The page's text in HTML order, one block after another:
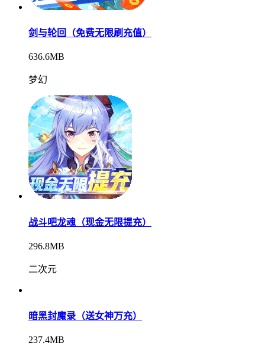
剑与轮回（免费无限刷充值）
636.6MB
梦幻
战斗吧龙魂（现金无限提充）
296.8MB
二次元
暗黑封魔录（送女神万充）
237.4MB